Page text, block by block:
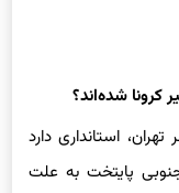
کرونا شده‌اند؟
استانداری دارد
پایتخت به علت